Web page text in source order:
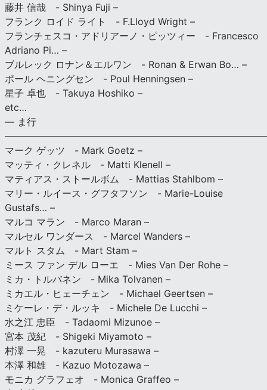
藤井 信哉 - Shinya Fuji –
フランク ロイド ライト - F.Lloyd Wright –
フランチェスコ・アドリアーノ・ピッツィー - Francesco
Adriano Pi… –
ブルレック ロナン＆エルワン - Ronan & Erwan Bo… –
ポール ヘニングセン - Poul Henningsen –
星子 卓也 - Takuya Hoshiko –
etc…
— ま行
マーク ゲッツ - Mark Goetz –
マッティ・クレネル - Matti Klenell –
マティアス・ストールボム - Mattias Stahlbom –
マリー・ルイース・グフタフソン - Marie-Louise
Gustafs… –
マルコ マラン - Marco Maran –
マルセル ワンダース - Marcel Wanders –
マルト スタム - Mart Stam –
ミース ファン デル ローエ - Mies Van Der Rohe –
ミカ・トルバネン - Mika Tolvanen –
ミカエル・ヒェーチェン - Michael Geertsen –
ミケーレ・デ・ルッキ - Michele De Lucchi –
水之江 忠臣 - Tadaomi Mizunoe –
宮本 茂紀 - Shigeki Miyamoto –
村澤 一晃 - kazuteru Murasawa –
本澤 和雄 - Kazuo Motozawa –
モニカ グラフェオ - Monica Graffeo –